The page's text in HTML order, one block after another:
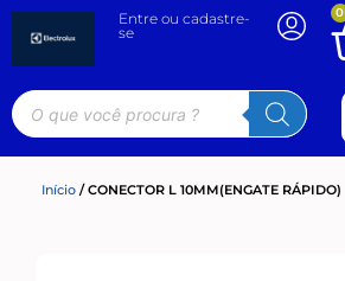
0
Entre ou cadastre-
se
Início / CONECTOR L 10MM(ENGATE RÁPIDO)